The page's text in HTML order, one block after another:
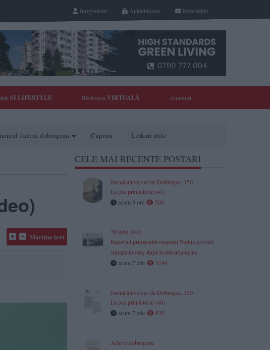
Newsletter
Autentificare
Inregistrare
SI LIFESTYLE BibliotecaVIRTUALĂ Anunturi
ilustrat dobrogean Cuprins Linkuri utile
Marime text
CELE MAI RECENTE POSTARI
Jurnal aniversar de Dobrogea. 150
La pas prin istorie (41)
acum 9 ore
500
29 iulie 1941
Raportul primarului orașului Sulina privind
situația în oraș după bombardamente
acum 7 zile
3194
Jurnal aniversar de Dobrogea. 150
La pas prin istorie (40)
acum 7 zile
835
Arhive dobrogene